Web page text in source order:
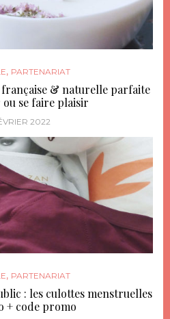
, PARTENARIAT
française & naturelle parfaite
se faire plaisir
2022
, PARTENARIAT
: les culottes menstruelles
+ code promo